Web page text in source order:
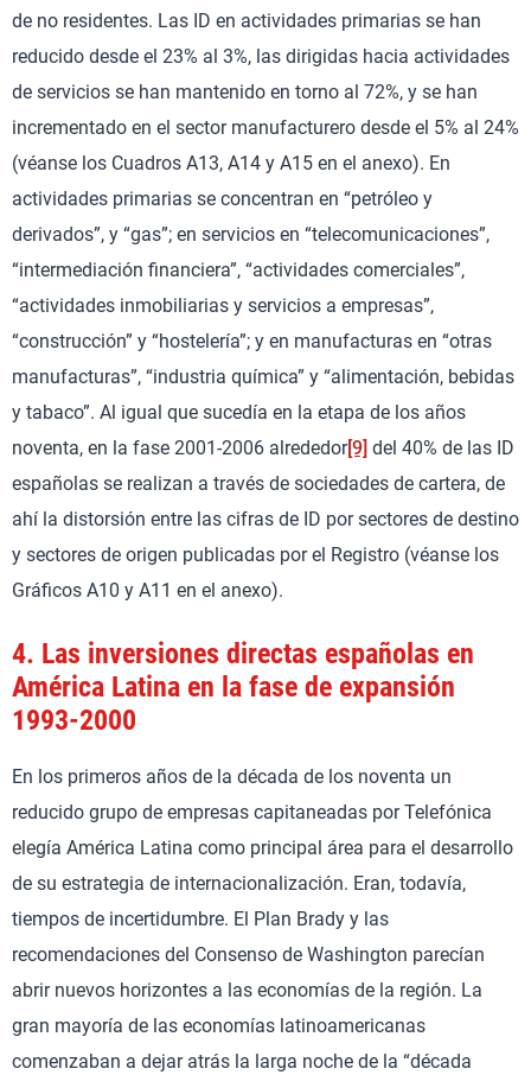
de no residentes. Las ID en actividades primarias se han
reducido desde el 23% al 3%, las dirigidas hacia actividades
de servicios se han mantenido en torno al 72%, y se han
incrementado en el sector manufacturero desde el 5% al 24%
(véanse los Cuadros A13, A14 y A15 en el anexo). En
actividades primarias se concentran en “petróleo y
derivados”, y “gas”; en servicios en “telecomunicaciones”,
“intermediación financiera”, “actividades comerciales”,
“actividades inmobiliarias y servicios a empresas”,
“construcción” y “hostelería”; y en manufacturas en “otras
manufacturas”, “industria química” y “alimentación, bebidas
y tabaco”. Al igual que sucedía en la etapa de los años
noventa, en la fase 2001-2006 alrededor[9] del 40% de las ID
españolas se realizan a través de sociedades de cartera, de
ahí la distorsión entre las cifras de ID por sectores de destino
y sectores de origen publicadas por el Registro (véanse los
Gráficos A10 y A11 en el anexo).
4. Las inversiones directas españolas en
América Latina en la fase de expansión
1993-2000
En los primeros años de la década de los noventa un
reducido grupo de empresas capitaneadas por Telefónica
elegía América Latina como principal área para el desarrollo
de su estrategia de internacionalización. Eran, todavía,
tiempos de incertidumbre. El Plan Brady y las
recomendaciones del Consenso de Washington parecían
abrir nuevos horizontes a las economías de la región. La
gran mayoría de las economías latinoamericanas
comenzaban a dejar atrás la larga noche de la “década